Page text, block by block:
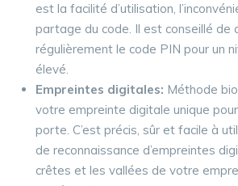
est la facilité d’utilisation,
partage du code. Il est conseillé de
régulièrement le code PIN pour un
élevé.
Empreintes digitales: Méthode
votre empreinte digitale unique
porte. C’est précis, sûr et facile à
de reconnaissance d’empreintes
crêtes et les vallées de votre